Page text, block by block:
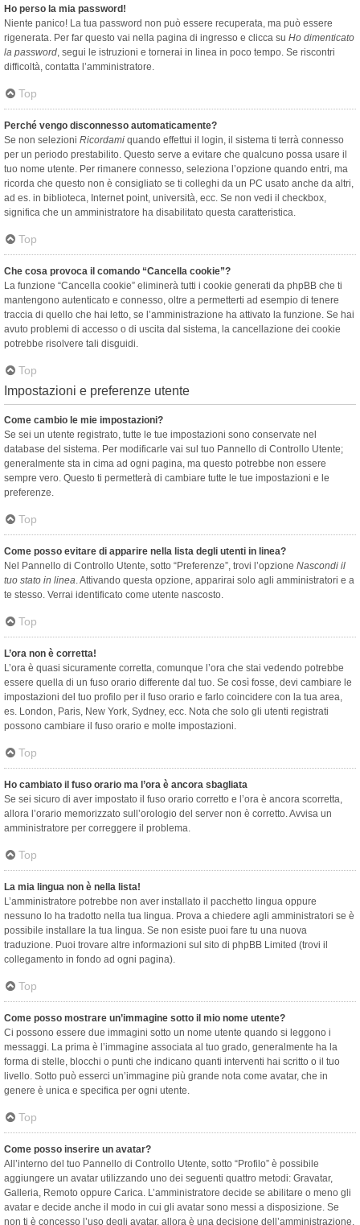
Ho perso la mia password!
Niente panico! La tua password non può essere recuperata, ma può essere
rigenerata. Per far questo vai nella pagina di ingresso e clicca su Ho dimenticato
la password, segui le istruzioni e tornerai in linea in poco tempo. Se riscontri
difficoltà, contatta l’amministratore.
Top
Perché vengo disconnesso automaticamente?
Se non selezioni Ricordami quando effettui il login, il sistema ti terrà connesso
per un periodo prestabilito. Questo serve a evitare che qualcuno possa usare il
tuo nome utente. Per rimanere connesso, seleziona l’opzione quando entri, ma
ricorda che questo non è consigliato se ti colleghi da un PC usato anche da altri,
ad es. in biblioteca, Internet point, università, ecc. Se non vedi il checkbox,
significa che un amministratore ha disabilitato questa caratteristica.
Top
Che cosa provoca il comando “Cancella cookie”?
La funzione “Cancella cookie” eliminerà tutti i cookie generati da phpBB che ti
mantengono autenticato e connesso, oltre a permetterti ad esempio di tenere
traccia di quello che hai letto, se l’amministrazione ha attivato la funzione. Se hai
avuto problemi di accesso o di uscita dal sistema, la cancellazione dei cookie
potrebbe risolvere tali disguidi.
Top
Impostazioni e preferenze utente
Come cambio le mie impostazioni?
Se sei un utente registrato, tutte le tue impostazioni sono conservate nel
database del sistema. Per modificarle vai sul tuo Pannello di Controllo Utente;
generalmente sta in cima ad ogni pagina, ma questo potrebbe non essere
sempre vero. Questo ti permetterà di cambiare tutte le tue impostazioni e le
preferenze.
Top
Come posso evitare di apparire nella lista degli utenti in linea?
Nel Pannello di Controllo Utente, sotto “Preferenze”, trovi l’opzione Nascondi il
tuo stato in linea. Attivando questa opzione, apparirai solo agli amministratori e a
te stesso. Verrai identificato come utente nascosto.
Top
L’ora non è corretta!
L’ora è quasi sicuramente corretta, comunque l’ora che stai vedendo potrebbe
essere quella di un fuso orario differente dal tuo. Se così fosse, devi cambiare le
impostazioni del tuo profilo per il fuso orario e farlo coincidere con la tua area,
es. London, Paris, New York, Sydney, ecc. Nota che solo gli utenti registrati
possono cambiare il fuso orario e molte impostazioni.
Top
Ho cambiato il fuso orario ma l’ora è ancora sbagliata
Se sei sicuro di aver impostato il fuso orario corretto e l’ora è ancora scorretta,
allora l’orario memorizzato sull’orologio del server non è corretto. Avvisa un
amministratore per correggere il problema.
Top
La mia lingua non è nella lista!
L’amministratore potrebbe non aver installato il pacchetto lingua oppure
nessuno lo ha tradotto nella tua lingua. Prova a chiedere agli amministratori se è
possibile installare la tua lingua. Se non esiste puoi fare tu una nuova
traduzione. Puoi trovare altre informazioni sul sito di phpBB Limited (trovi il
collegamento in fondo ad ogni pagina).
Top
Come posso mostrare un’immagine sotto il mio nome utente?
Ci possono essere due immagini sotto un nome utente quando si leggono i
messaggi. La prima è l’immagine associata al tuo grado, generalmente ha la
forma di stelle, blocchi o punti che indicano quanti interventi hai scritto o il tuo
livello. Sotto può esserci un’immagine più grande nota come avatar, che in
genere è unica e specifica per ogni utente.
Top
Come posso inserire un avatar?
All’interno del tuo Pannello di Controllo Utente, sotto “Profilo” è possibile
aggiungere un avatar utilizzando uno dei seguenti quattro metodi: Gravatar,
Galleria, Remoto oppure Carica. L’amministratore decide se abilitare o meno gli
avatar e decide anche il modo in cui gli avatar sono messi a disposizione. Se
non ti è concesso l’uso degli avatar, allora è una decisione dell’amministrazione,